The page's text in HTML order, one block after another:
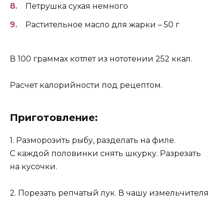
Петрушка сухая немного
Растительное масло для жарки – 50 г
В 100 граммах котлет из нототении 252 ккал.
Расчет калорийности под рецептом.
Приготовление:
1. Разморозить рыбу, разделать на филе.
С каждой половинки снять шкурку. Разрезать
на кусочки.
2. Порезать репчатый лук. В чашу измельчителя